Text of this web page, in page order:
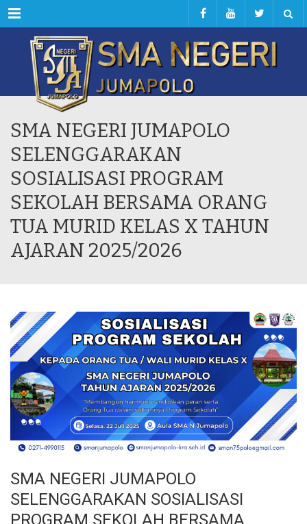
Menu
SMA NEGERI JUMAPOLO
SELENGGARAKAN
SOSIALISASI PROGRAM
SEKOLAH BERSAMA ORANG
TUA MURID KELAS X TAHUN
AJARAN 2025/2026
SMA NEGERI JUMAPOLO
SELENGGARAKAN SOSIALISASI
PROGRAM SEKOLAH BERSAMA